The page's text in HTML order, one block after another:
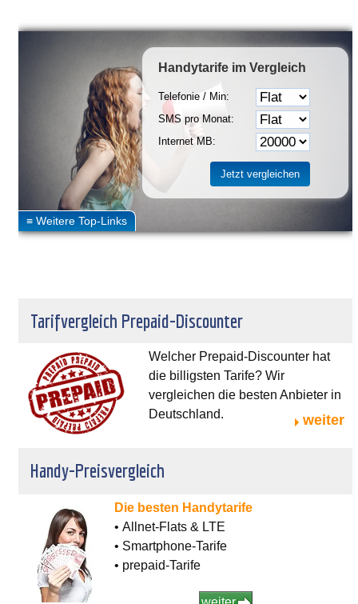
Handytarife im Vergleich
Telefonie / Min:
SMS pro Monat:
Internet MB:
Tarifvergleich Prepaid-Discounter
Welcher Prepaid-Discounter hat
die billigsten Tarife? Wir
vergleichen die besten Anbieter in
Deutschland.
weiter
Handy-Preisvergleich
Die besten Handytarife
• Allnet-Flats & LTE
• Smartphone-Tarife
• prepaid-Tarife